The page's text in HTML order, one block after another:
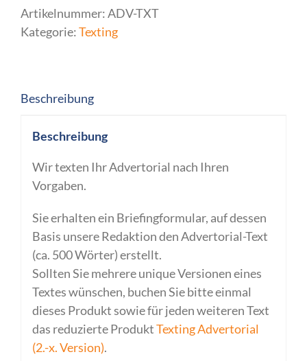
Version)
Menge
Artikelnummer:ADV-TXT
Kategorie:Texting
Beschreibung
Beschreibung
Wir texten Ihr Advertorial nach Ihren
Vorgaben.
Sie erhalten ein Briefingformular, auf dessen
Basis unsere Redaktion den Advertorial-Text
(ca. 500 Wörter) erstellt.
Sollten Sie mehrere unique Versionen eines
Textes wünschen, buchen Sie bitte einmal
dieses Produkt sowie für jeden weiteren Text
das reduzierte ProduktTexting Advertorial
(2.-x. Version).